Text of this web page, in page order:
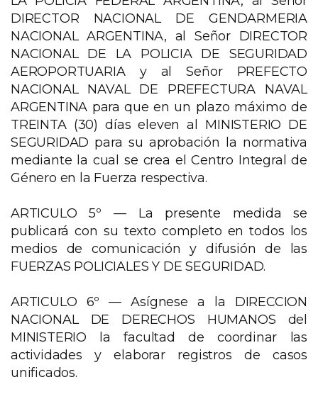
DIRECTOR NACIONAL DE GENDARMERIA
NACIONAL ARGENTINA, al Señor DIRECTOR
NACIONAL DE LA POLICIA DE SEGURIDAD
AEROPORTUARIA y al Señor PREFECTO
NACIONAL NAVAL DE PREFECTURA NAVAL
ARGENTINA para que en un plazo máximo de
TREINTA (30) días eleven al MINISTERIO DE
SEGURIDAD para su aprobación la normativa
mediante la cual se crea el Centro Integral de
Género en la Fuerza respectiva.
ARTICULO 5º — La presente medida se
publicará con su texto completo en todos los
medios de comunicación y difusión de las
FUERZAS POLICIALES Y DE SEGURIDAD.
ARTICULO 6º — Asígnese a la DIRECCION
NACIONAL DE DERECHOS HUMANOS del
MINISTERIO la facultad de coordinar las
actividades y elaborar registros de casos
unificados.